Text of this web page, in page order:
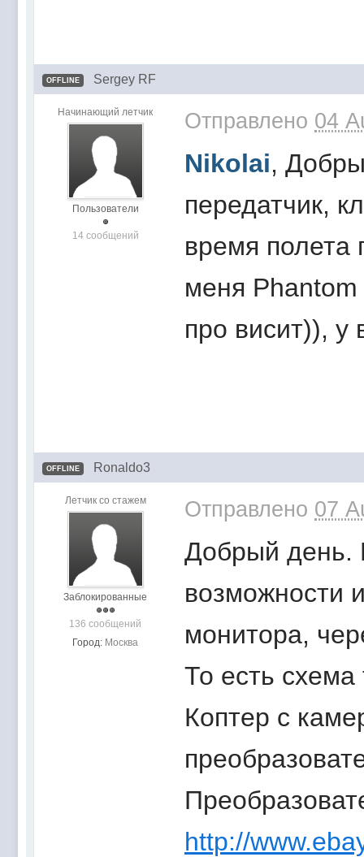
OFFLINE Sergey RF
Начинающий летчик
Пользователи
14 сообщений
Отправлено 04
Nikolai,
передатчик,
время
меня
про висит)), у
OFFLINE Ronaldo3
Летчик со стажем
Заблокированные
136 сообщений
Город: Москва
Отправлено 07
Добрый день.
возможности
монитора,
То есть схема
Коптер с
http://